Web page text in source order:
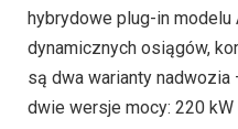
hybrydowe plug-in modelu
dynamicznych osiągów,
są dwa warianty
dwie wersje mocy: 220